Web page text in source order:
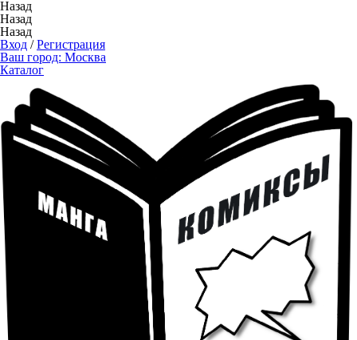
Назад
Назад
Назад
Вход /Регистрация
Ваш город: Москва
Каталог